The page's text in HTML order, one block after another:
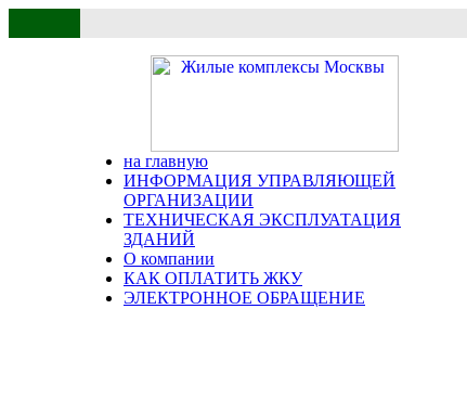
на главную
ИНФОРМАЦИЯ УПРАВЛЯЮЩЕЙ
ОРГАНИЗАЦИИ
ТЕХНИЧЕСКАЯ ЭКСПЛУАТАЦИЯ
ЗДАНИЙ
О компании
КАК ОПЛАТИТЬ ЖКУ
ЭЛЕКТРОННОЕ ОБРАЩЕНИЕ